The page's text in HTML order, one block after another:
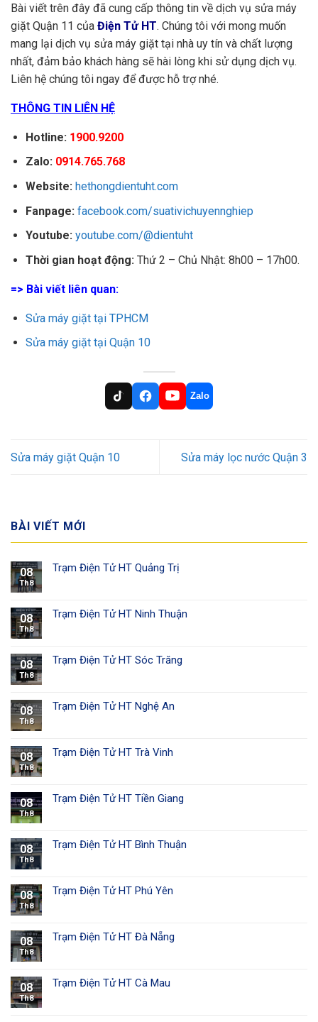
Bài viết trên đây đã cung cấp thông tin về dịch vụ sửa máy
giặt Quận 11 của Điện Tử HT. Chúng tôi với mong muốn
mang lại dịch vụ sửa máy giặt tại nhà uy tín và chất lượng
nhất, đảm bảo khách hàng sẽ hài lòng khi sử dụng dịch vụ.
Liên hệ chúng tôi ngay để được hỗ trợ nhé.
THÔNG TIN LIÊN HỆ
Hotline: 1900.9200
Zalo: 0914.765.768
Website: hethongdientuht.com
Fanpage: facebook.com/suativichuyennghiep
Youtube: youtube.com/@dientuht
Thời gian hoạt động: Thứ 2 – Chủ Nhật: 8h00 – 17h00.
=> Bài viết liên quan:
Sửa máy giặt tại TPHCM
Sửa máy giặt tại Quận 10
Zalo
Sửa máy giặt Quận 10 Sửa máy lọc nước Quận 3
BÀI VIẾT MỚI
08
Th8
Trạm Điện Tử HT Quảng Trị
08
Th8
Trạm Điện Tử HT Ninh Thuận
08
Th8
Trạm Điện Tử HT Sóc Trăng
08
Th8
Trạm Điện Tử HT Nghệ An
08
Th8
Trạm Điện Tử HT Trà Vinh
08
Th8
Trạm Điện Tử HT Tiền Giang
08
Th8
Trạm Điện Tử HT Bình Thuận
08
Th8
Trạm Điện Tử HT Phú Yên
08
Th8
Trạm Điện Tử HT Đà Nẵng
08
Th8
Trạm Điện Tử HT Cà Mau